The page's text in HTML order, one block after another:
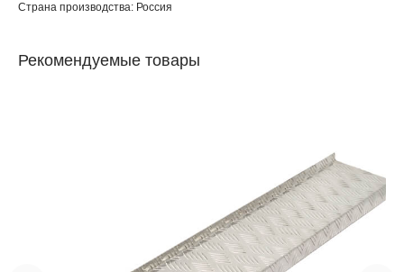
Страна производства: Россия
Рекомендуемые товары